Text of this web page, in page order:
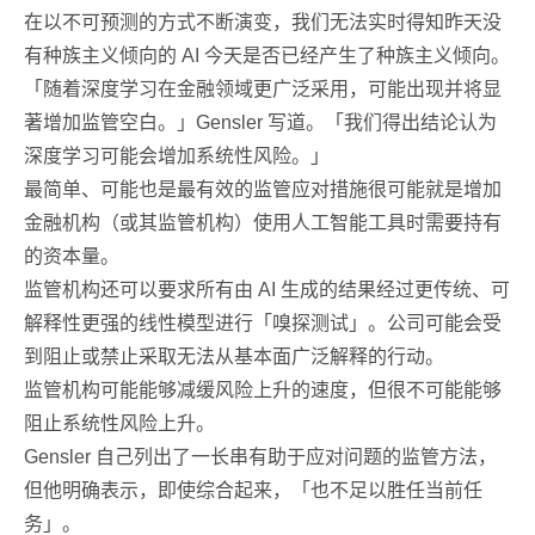
在以不可预测的方式不断演变，我们无法实时得知昨天没
有种族主义倾向的 AI 今天是否已经产生了种族主义倾向。
「随着深度学习在金融领域更广泛采用，可能出现并将显
著增加监管空白。」Gensler 写道。「我们得出结论认为
深度学习可能会增加系统性风险。」
最简单、可能也是最有效的监管应对措施很可能就是增加
金融机构（或其监管机构）使用人工智能工具时需要持有
的资本量。
监管机构还可以要求所有由 AI 生成的结果经过更传统、可
解释性更强的线性模型进行「嗅探测试」。公司可能会受
到阻止或禁止采取无法从基本面广泛解释的行动。
监管机构可能能够减缓风险上升的速度，但很不可能能够
阻止系统性风险上升。
Gensler 自己列出了一长串有助于应对问题的监管方法，
但他明确表示，即使综合起来，「也不足以胜任当前任
务」。